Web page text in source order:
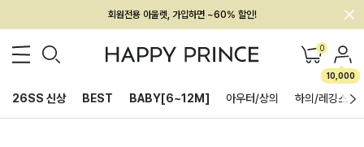
회원전용 아울렛, 가입하면 ~60% 할인!
멤버십 최대 28,000원 혜택 0
10,000
26SS 신상 BEST BABY[6~12M] 아우터/상의 하의/레깅스